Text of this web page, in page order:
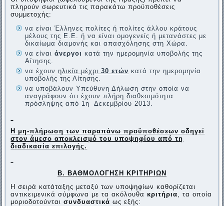
πληρούν σωρευτικά τις παρακάτω προϋποθέσεις
συμμετοχής:
να είναι Έλληνες πολίτες ή πολίτες άλλου κράτους
μέλους της Ε.Ε. ή να είναι ομογενείς ή μετανάστες με
δικαίωμα διαμονής και απασχόλησης στη Χώρα.
να είναιάνεργοι κατά την ημερομηνία υποβολής της
Αίτησης.
να έχουνηλικία μέχρι30 ετών κατά την ημερομηνία
υποβολής της Αίτησης.
να υποβάλουν Υπεύθυνη Δήλωση στην οποία να
αναγράφουν ότι έχουν πλήρη διαθεσιμότητα
πρόσληψης από 1η Δεκεμβρίου 2013.
Η μη-πλήρωση των παραπάνω προϋποθέσεων οδηγεί
στον άμεσο αποκλεισμό του υποψηφίου από τη
διαδικασία επιλογής.
Β. ΒΑΘΜΟΛΟΓΗΣΗ ΚΡΙΤΗΡΙΩΝ
Η σειρά κατάταξης μεταξύ των υποψηφίων καθορίζεται
αντικειμενικά σύμφωνα με τα ακόλουθα κριτήρια , τα οποία
μοριοδοτούνταισυνδυαστικά ως εξής: